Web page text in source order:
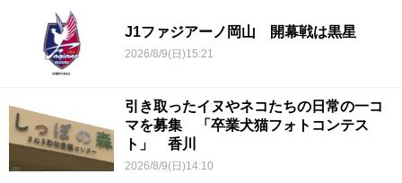
J1ファジアーノ岡山 開幕戦は黒星
2026/8/9(日)15:21
引き取ったイヌやネコたちの日常の一コ
マを募集 「卒業犬猫フォトコンテス
ト」 香川
2026/8/9(日)14:10